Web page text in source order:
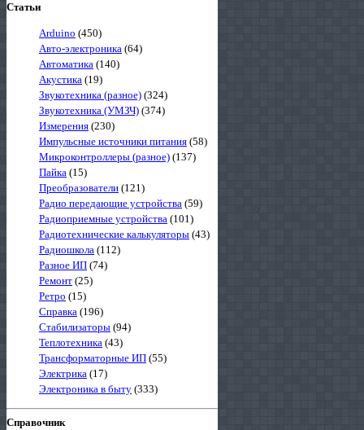
Статьи
Arduino (450)
Авто-электроника (64)
Автоматика (140)
Акустика (19)
Звукотехника (разное) (324)
Звукотехника (УМЗЧ) (374)
Измерения (230)
Импульсные источники питания (58)
Микроконтроллеры (разное) (137)
Пайка (15)
Преобразователи (121)
Радио передающие устройства (59)
Радиоприемные устройства (101)
Радиотехнические калькуляторы (43)
Радиошкола (112)
Разное ИП (74)
Ремонт (25)
Ретро (15)
Справка (196)
Стабилизаторы (94)
Теплотехника (43)
Трансформаторные ИП (55)
Электрика (17)
Электроника в быту (333)
Справочник